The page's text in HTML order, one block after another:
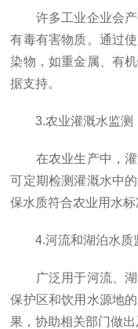
许多工业企业会产
有毒有害物质。通过
染物，如重金属、有
据支持。
3.农业灌溉水监测
在农业生产中，灌
可定期检测灌溉水中
保水质符合农业用水标
4.河流和湖泊水质
广泛用于河流、湖
保护区和饮用水源地
果，协助相关部门做出